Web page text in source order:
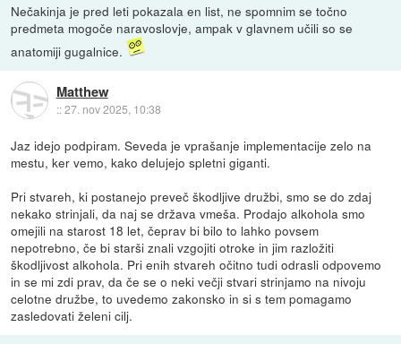
Nečakinja je pred leti pokazala en list, ne spomnim se točno
predmeta mogoče naravoslovje, ampak v glavnem učili so se
anatomiji gugalnice.
Matthew
::27. nov 2025, 10:38
Jaz idejo podpiram. Seveda je vprašanje implementacije zelo na
mestu, ker vemo, kako delujejo spletni giganti.
Pri stvareh, ki postanejo preveč škodljive družbi, smo se do zdaj
nekako strinjali, da naj se država vmeša. Prodajo alkohola smo
omejili na starost 18 let, čeprav bi bilo to lahko povsem
nepotrebno, če bi starši znali vzgojiti otroke in jim razložiti
škodljivost alkohola. Pri enih stvareh očitno tudi odrasli odpovemo
in se mi zdi prav, da če se o neki večji stvari strinjamo na nivoju
celotne družbe, to uvedemo zakonsko in si s tem pomagamo
zasledovati želeni cilj.